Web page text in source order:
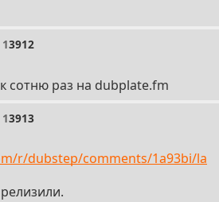
13912
сотню раз на dubplate.fm
13913
r/dubstep/comments/1a93bi/la